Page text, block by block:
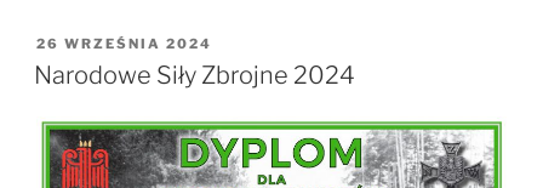
OPUBLIKOWANE
W
26 WRZEŚNIA 2024
Narodowe Siły Zbrojne 2024